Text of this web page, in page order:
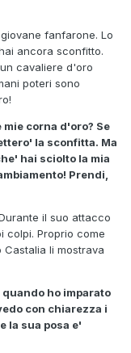
fanfarone. Lo
ancora sconfitto.
cavaliere d'oro
poteri sono
corna d'oro? Se
la sconfitta. Ma
hai sciolto la mia
Prendi,
il suo attacco
colpi. Proprio come
li mostrava
quando ho imparato
con chiarezza i
la sua posa e'